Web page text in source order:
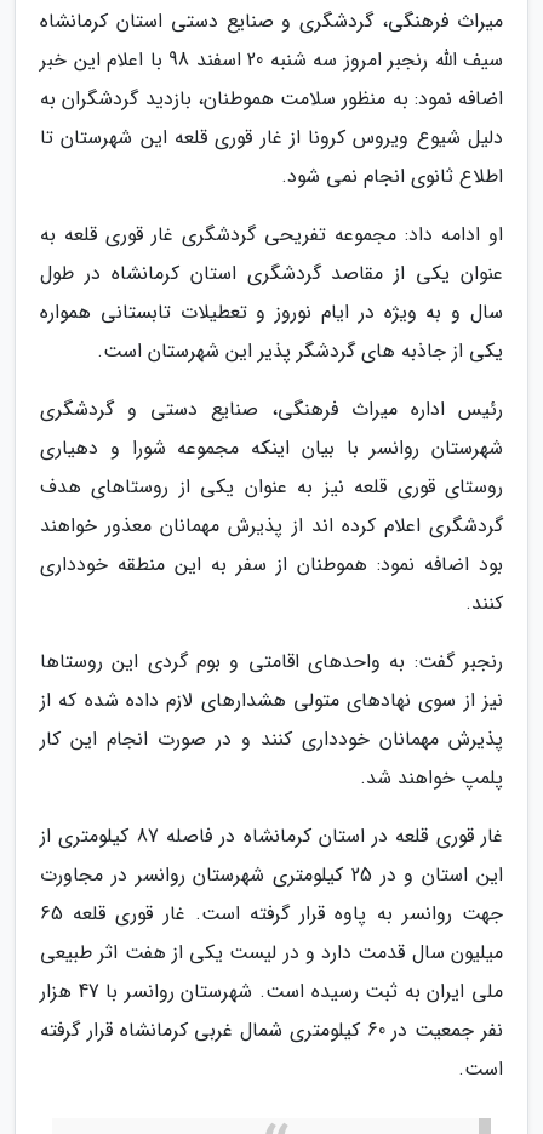
میراث فرهنگی، گردشگری و صنایع دستی استان کرمانشاه
سیف الله رنجبر امروز سه شنبه 20 اسفند 98 با اعلام این خبر
اضافه نمود: به منظور سلامت هموطنان، بازدید گردشگران به
دلیل شیوع ویروس کرونا از غار قوری قلعه این شهرستان تا
اطلاع ثانوی انجام نمی شود.
او ادامه داد: مجموعه تفریحی گردشگری غار قوری قلعه به
عنوان یکی از مقاصد گردشگری استان کرمانشاه در طول
سال و به ویژه در ایام نوروز و تعطیلات تابستانی همواره
یکی از جاذبه های گردشگر پذیر این شهرستان است.
رئیس اداره میراث فرهنگی، صنایع دستی و گردشگری
شهرستان روانسر با بیان اینکه مجموعه شورا و دهیاری
روستای قوری قلعه نیز به عنوان یکی از روستاهای هدف
گردشگری اعلام کرده اند از پذیرش مهمانان معذور خواهند
بود اضافه نمود: هموطنان از سفر به این منطقه خودداری
کنند.
رنجبر گفت: به واحدهای اقامتی و بوم گردی این روستاها
نیز از سوی نهادهای متولی هشدارهای لازم داده شده که از
پذیرش مهمانان خودداری کنند و در صورت انجام این کار
پلمپ خواهند شد.
غار قوری قلعه در استان کرمانشاه در فاصله 87 کیلومتری از
این استان و در 25 کیلومتری شهرستان روانسر در مجاورت
جهت روانسر به پاوه قرار گرفته است. غار قوری قلعه 65
میلیون سال قدمت دارد و در لیست یکی از هفت اثر طبیعی
ملی ایران به ثبت رسیده است. شهرستان روانسر با 47 هزار
نفر جمعیت در 60 کیلومتری شمال غربی کرمانشاه قرار گرفته
است.